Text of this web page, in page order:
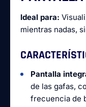
Ideal para:
mientras nadas,
Pantalla
de las gafas,
frecuencia de